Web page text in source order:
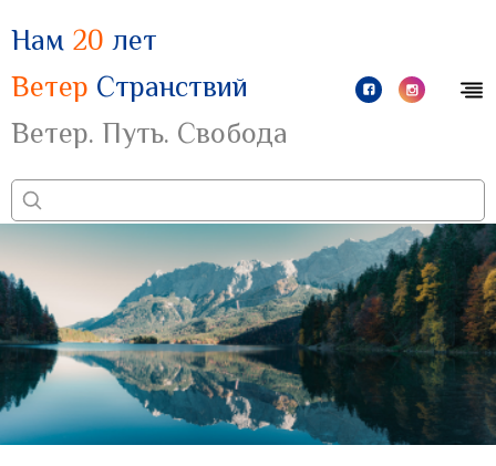
Нам 20 лет
Ветер Странствий
Ветер. Путь. Свобода